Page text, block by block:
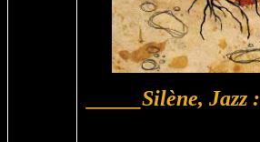
_____Silène, Jazz :